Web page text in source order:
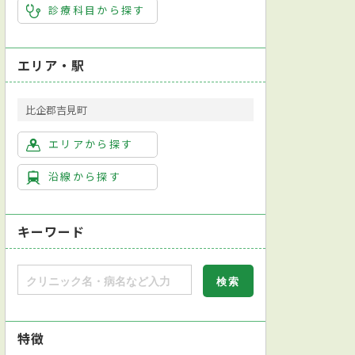
診療科目から探す
エリア・駅
比企郡吉見町
エリアから探す
沿線から探す
キーワード
特徴